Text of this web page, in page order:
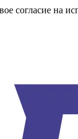
согласие на